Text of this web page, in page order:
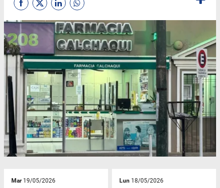
Mar19/05/2026 Lun 18/05/2026